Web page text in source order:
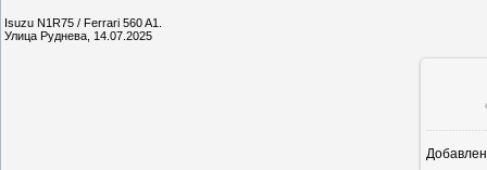
Isuzu N1R75 / Ferrari 560 A1.
Улица Руднева, 14.07.2025